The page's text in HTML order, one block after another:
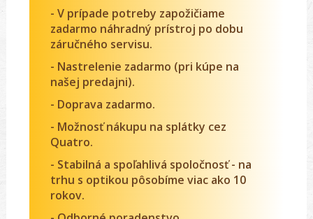
- V prípade potreby zapožičiame
zadarmo náhradný prístroj po dobu
záručného servisu.
- Nastrelenie zadarmo (pri kúpe na
našej predajni).
- Doprava zadarmo.
- Možnosť nákupu na splátky cez
Quatro.
- Stabilná a spoľahlivá spoločnosť - na
trhu s optikou pôsobíme viac ako 10
rokov.